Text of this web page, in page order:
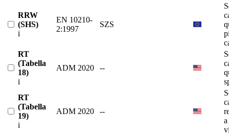
RRW
(SHS)
i
EN 10210-
2:1997
SZS
RT
(Tabella
18)
i
ADM 2020 --
RT
(Tabella
19)
i
ADM 2020 --